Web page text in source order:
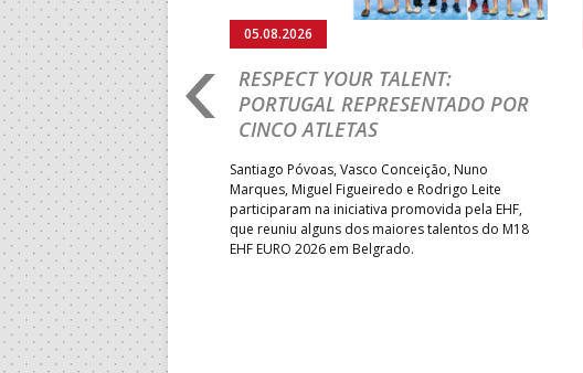
2026: PORTUGAL
E SEGUE NA LUTA
18 regressou às vitórias no
ao superar a Suécia por 32-
uma vaga para o
do Mundo.
05.08.2026
RESPECT YOUR TALENT:
PORTUGAL REPRESENTADO POR
CINCO ATLETAS
Santiago Póvoas, Vasco Conceição, Nuno
Marques, Miguel Figueiredo e Rodrigo Leite
participaram na iniciativa promovida pela EHF,
que reuniu alguns dos maiores talentos do M18
EHF EURO 2026 em Belgrado.